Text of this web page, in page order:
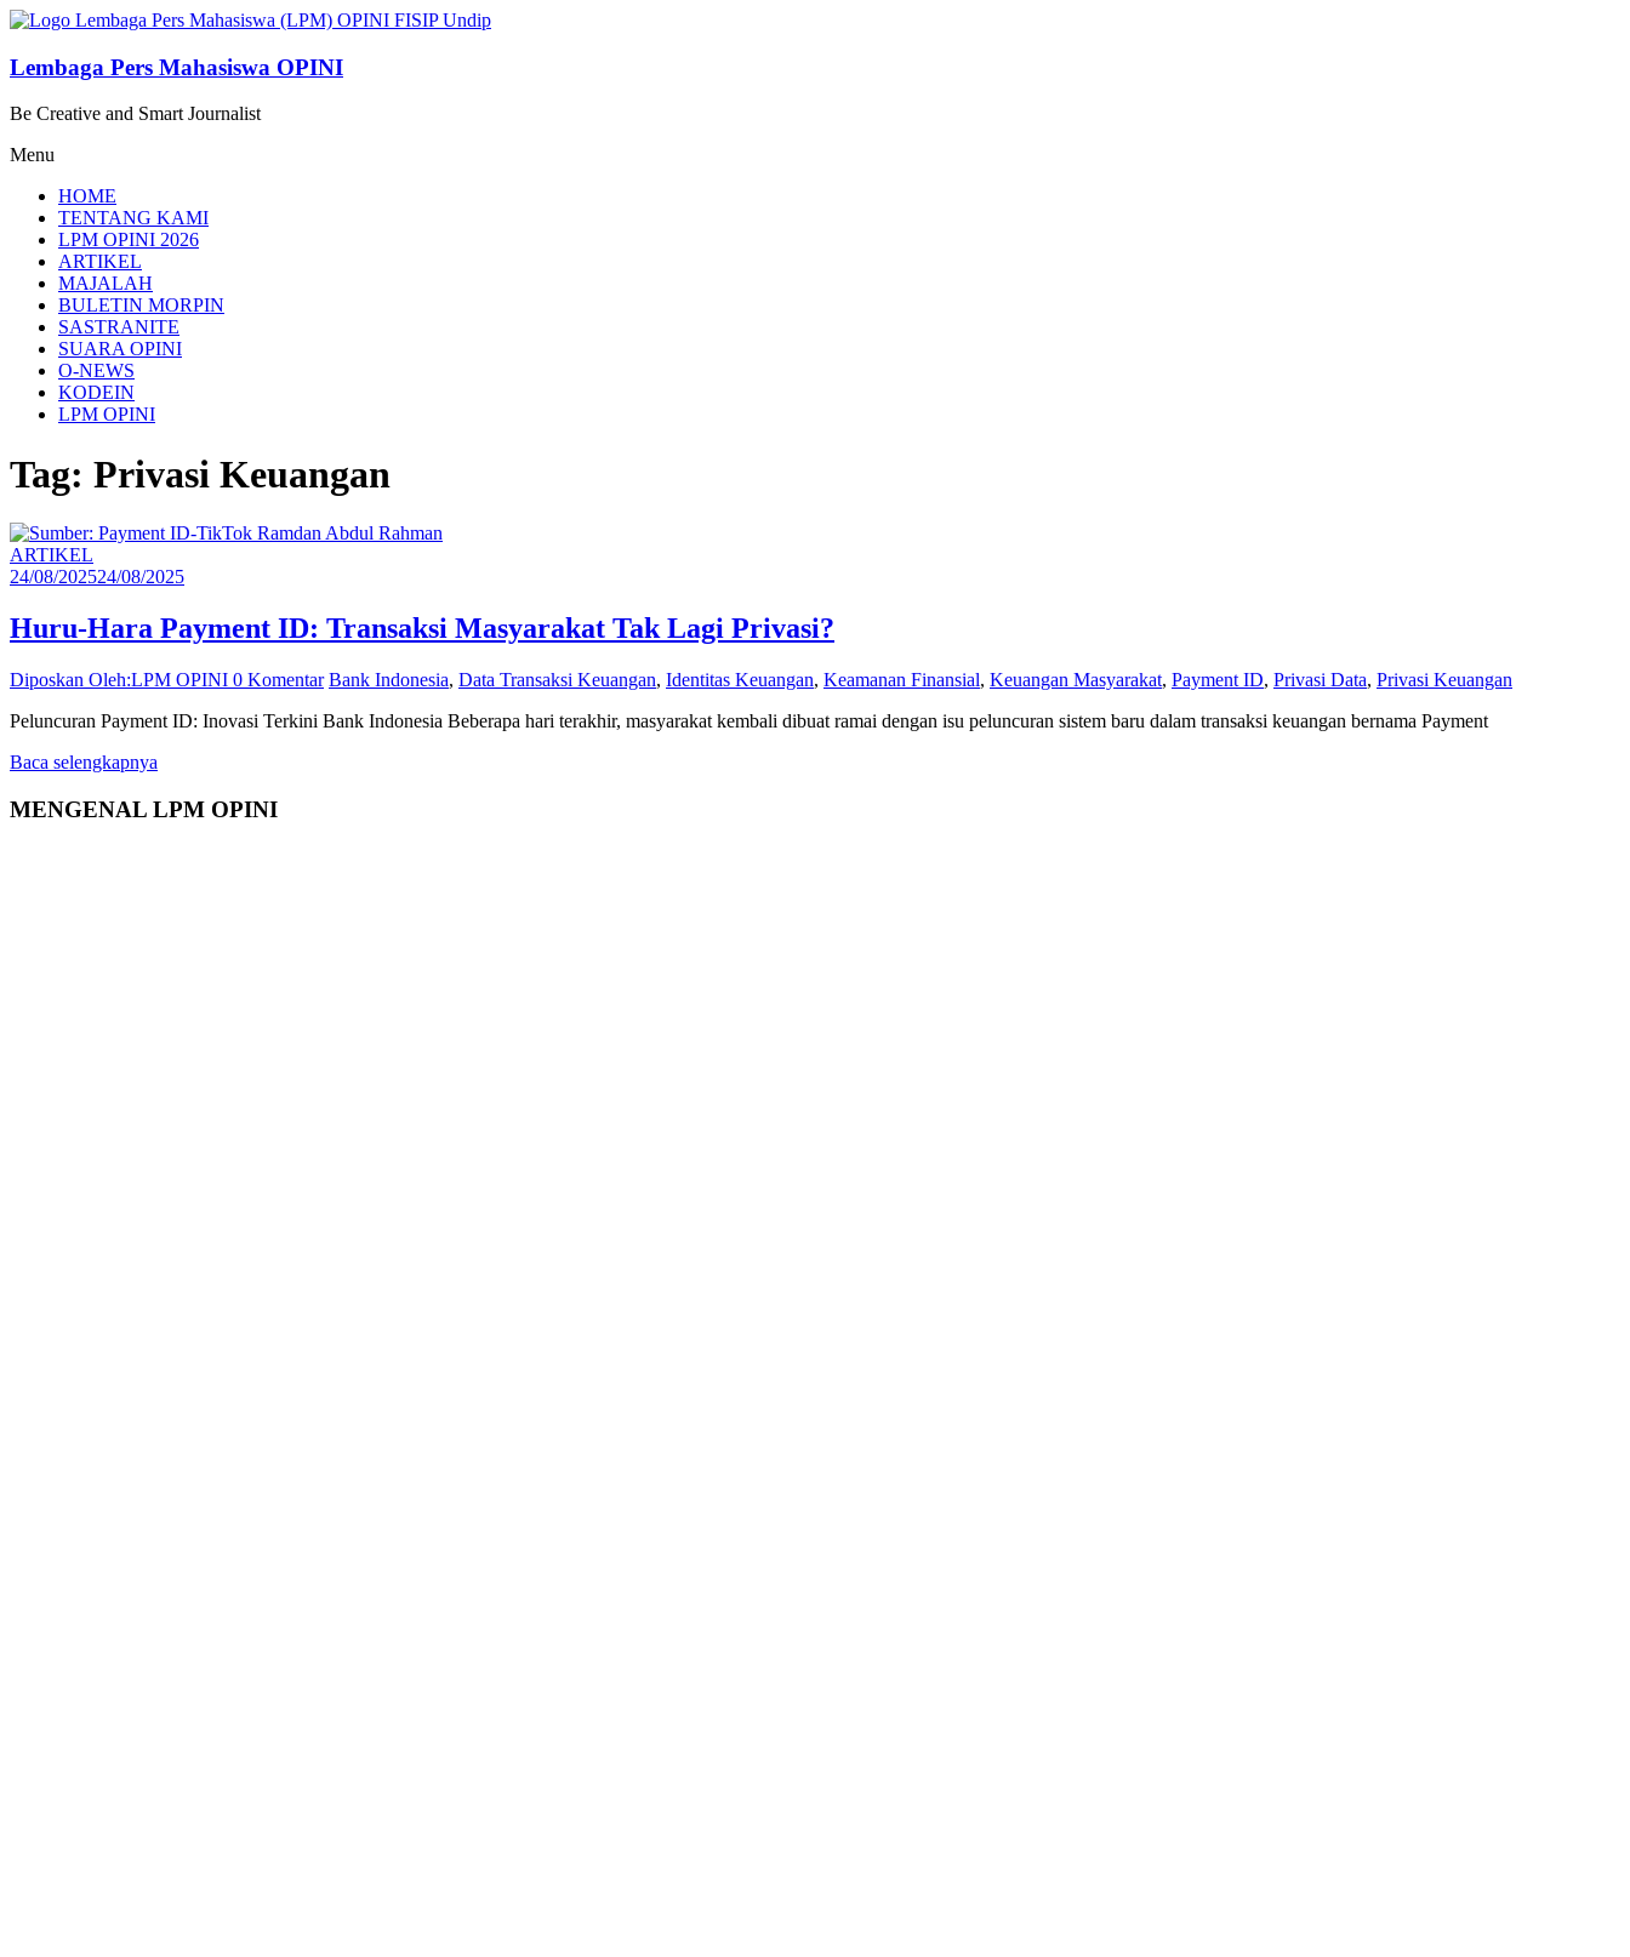
Lompat
konten
Lembaga Pers Mahasiswa OPINI
Be Creative and Smart Journalist
Menu
HOME
TENTANG KAMI
LPM OPINI 2026
ARTIKEL
MAJALAH
BULETIN MORPIN
SASTRANITE
SUARA OPINI
O-NEWS
KODEIN
LPM OPINI
Tag: Privasi Keuangan
ARTIKEL
24/08/202524/08/2025
Huru-Hara Payment ID: Transaksi Masyarakat Tak Lagi Privasi?
Diposkan Oleh:LPM OPINI 0 Komentar Bank Indonesia, Data Transaksi Keuangan, Identitas Keuangan, Keamanan Finansial, Keuangan Masyarakat, Payment ID, Privasi Data, Privasi Keuangan
Peluncuran Payment ID: Inovasi Terkini Bank Indonesia Beberapa hari terakhir, masyarakat kembali dibuat ramai dengan isu peluncuran sistem baru dalam transaksi keuangan bernama Payment
Baca selengkapnya
MENGENAL LPM OPINI